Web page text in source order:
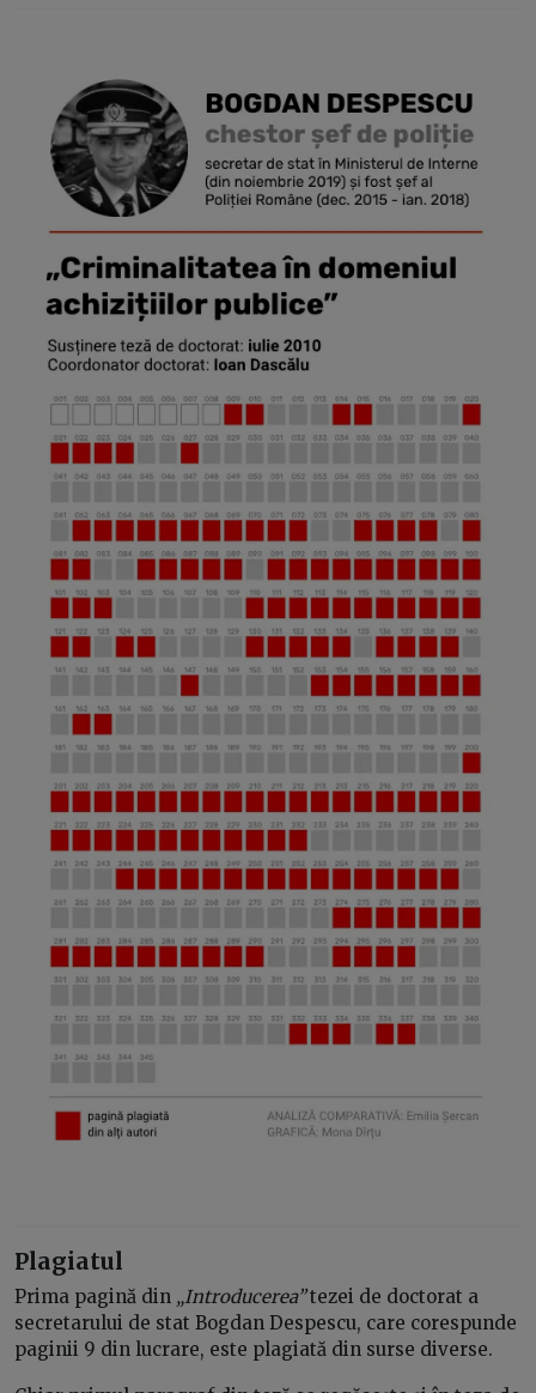
Plagiatul
Prima pagină din „Introducerea”tezei de doctorat a
secretarului de stat Bogdan Despescu, care corespunde
paginii 9 din lucrare, este plagiată din surse diverse.